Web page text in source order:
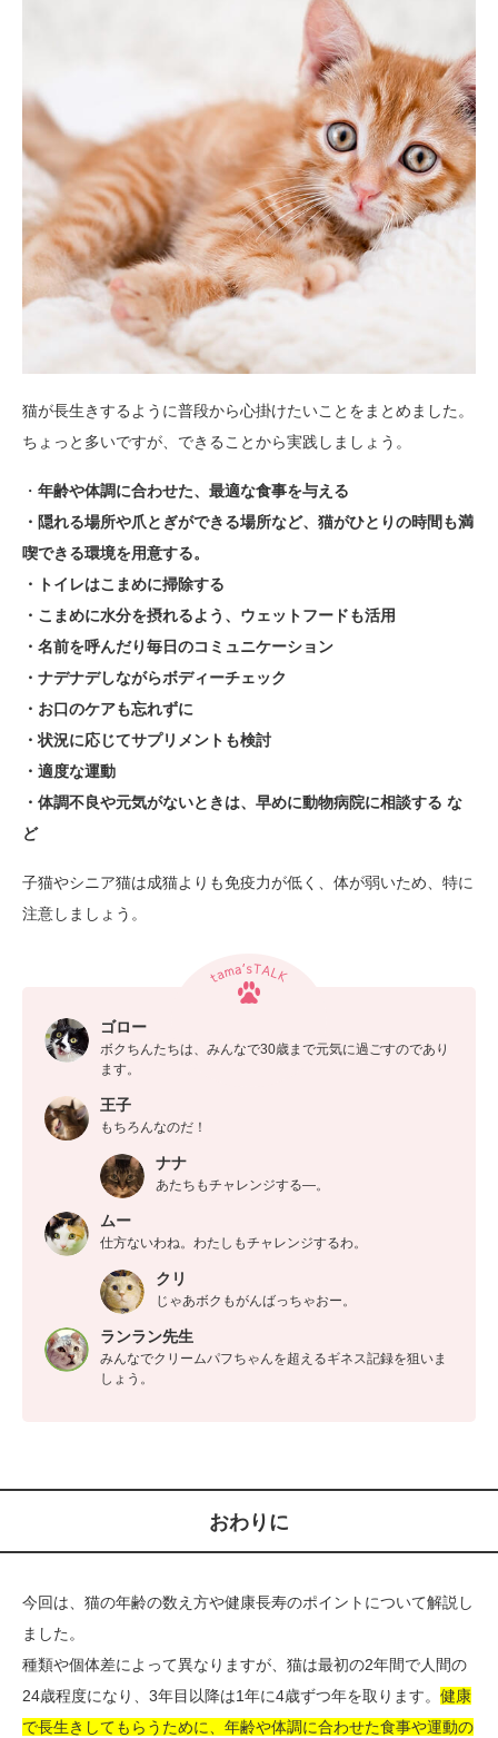
猫が長生きするように普段から心掛けたいことをまとめました。
ちょっと多いですが、できることから実践しましょう。
・ 年齢や体調に合わせた、最適な食事を与える
・隠れる場所や爪とぎができる場所など、猫がひとりの時間も満
喫できる環境を用意する。
・トイレはこまめに掃除する
・ こまめに水分を摂れるよう、ウェットフードも活用
・名前を呼んだり毎日のコミュニケーション
・ナデナデしながらボディーチェック
・ お口のケアも忘れずに
・状況に応じてサプリメントも検討
・適度な運動
・体調不良や元気がないときは、早めに動物病院に相談する な
ど
子猫やシニア猫は成猫よりも免疫力が低く、体が弱いため、特に
注意しましょう。
ゴロー
ボクちんたちは、みんなで30歳まで元気に過ごすのであり
ます。
王子
もちろんなのだ！
ナナ
あたちもチャレンジする―。
ムー
仕方ないわね。わたしもチャレンジするわ。
クリ
じゃあボクもがんばっちゃおー。
ランラン先生
みんなでクリームパフちゃんを超えるギネス記録を狙いま
しょう。
おわりに
今回は、猫の年齢の数え方や健康長寿のポイントについて解説し
ました。
種類や個体差によって異なりますが、猫は最初の2年間で人間の
24歳程度になり、3年目以降は1年に4歳ずつ年を取ります。 健康
で長生きしてもらうために、年齢や体調に合わせた食事や運動の